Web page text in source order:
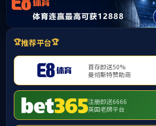
当前位置：首页/党建工作/榜样力量
党建工作
通知公告
党建动态